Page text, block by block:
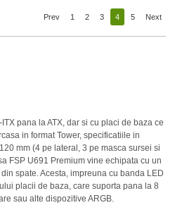
Prev 1 2 3 4 5 Next
pana la ATX, dar si cu placi de baza ce
in format Tower, specificatiile in
mm (4 pe lateral, 3 pe masca sursei si
FSP U691 Premium vine echipata cu un
spate. Acesta, impreuna cu banda LED
placii de baza, care suporta pana la 8
sau alte dispozitive ARGB.